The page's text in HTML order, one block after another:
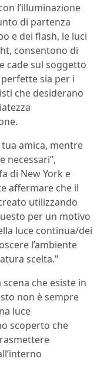
l’illuminazione
di partenza
e dei flash, le luci
consentono di
cade sul soggetto
sia per i
che desiderano
amica, mentre
necessari”,
di New York e
affermare che il
utilizzando
per un motivo
luce continua/dei
l’ambiente
scelta.”
che esiste in
non è sempre
luce
scoperto che